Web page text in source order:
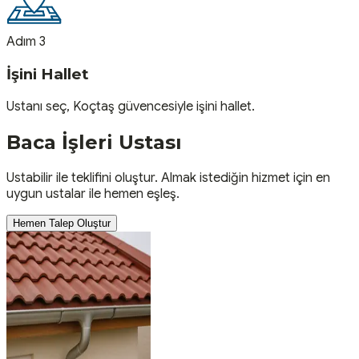
Adım 3
İşini Hallet
Ustanı seç, Koçtaş güvencesiyle işini hallet.
Baca İşleri Ustası
Ustabilir ile teklifini oluştur. Almak istediğin hizmet için en
uygun ustalar ile hemen eşleş.
Hemen Talep Oluştur